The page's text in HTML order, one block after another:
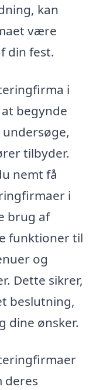
kan
være
din fest.
i
begynde
tilbyder.
nemt få
i
brug af
funktioner til
og
Dette sikrer,
beslutning,
dine ønsker.
deres